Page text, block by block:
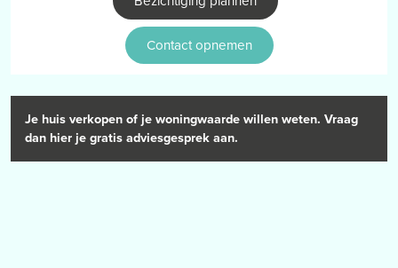
gesitueerd op het noord-westen met een vrije ligging aan de
achterzijde. Of men nou dieren aan huis wilt houden of plaats
nodig heeft voor een bedrijf aan huis. De tuin biedt alle
mogelijkheden, zeker door de goede verbinding met het
BIJZONDERHEDEN
– het pand is gelegen op een mooie en rustige locatie
– het pand kent veel lichtinval en een open indeling, wat het tot
Contact opnemen
Je huis verkopen of je woningwaarde willen weten. Vraag
dan hier je gratis adviesgesprek aan.